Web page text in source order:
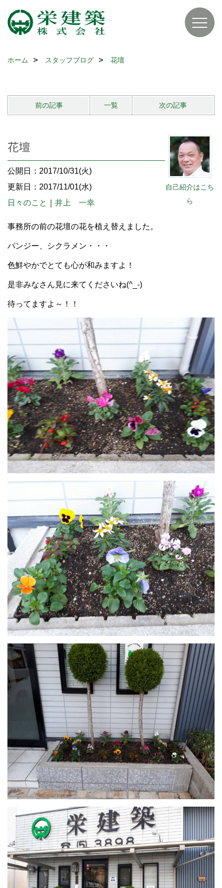
ホーム スタッフブログ 花壇
前の記事 一覧 次の記事
自己紹介はこち
ら
花壇
公開日：2017/10/31(火)
更新日：2017/11/01(水)
日々のこと
井上 一幸
事務所の前の花壇の花を植え替えました。
パンジー、シクラメン・・・
色鮮やかでとても心が和みますよ！
是非みなさん見に来てくださいね(^_-)
待ってますよ～！！